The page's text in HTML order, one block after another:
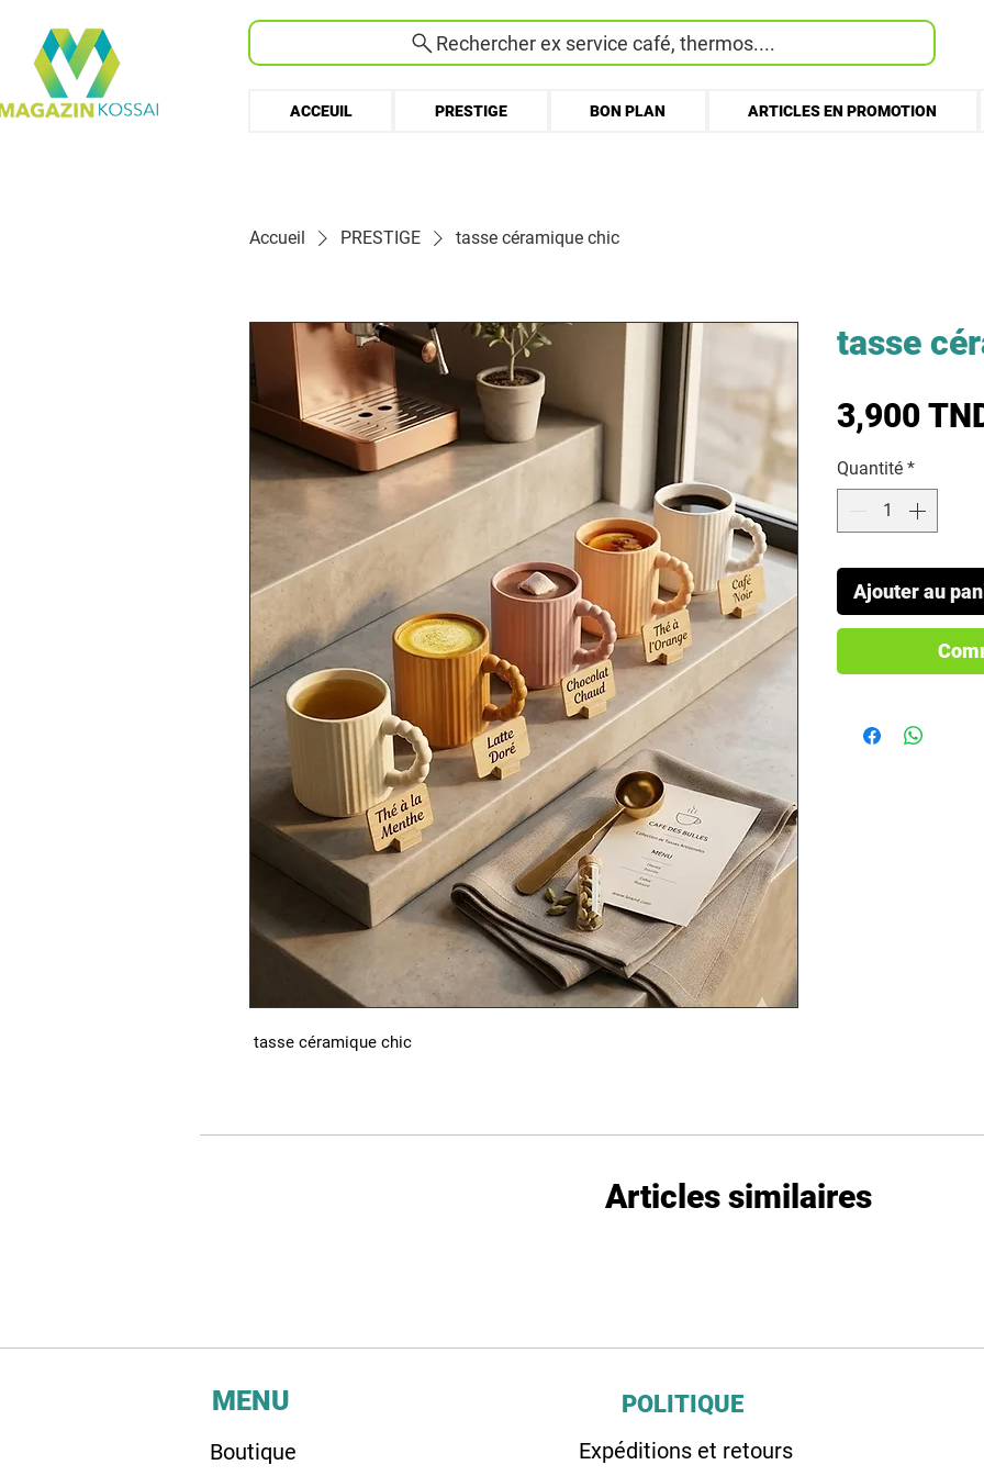
Rechercher ex service café, thermos....
ACCEUIL PRESTIGE BON PLAN ARTICLES EN PROMOTION
Accueil PRESTIGE tasse céramique chic
tasse céramique chic
tasse
3,900
Quantité *
Ajouter au
Articles similaires
MENU
Boutique
POLITIQUE
Expéditions et retours